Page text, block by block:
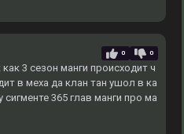
0 0
3 сезон манги происходит ч
в меха да клан тан ушол в ка
365 глав манги про ма